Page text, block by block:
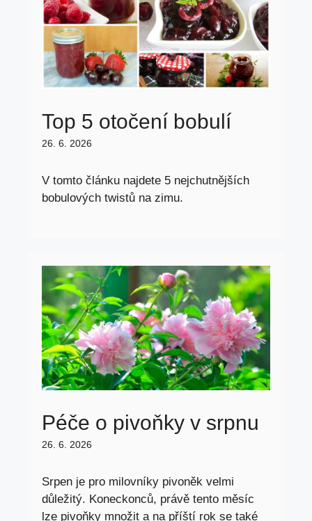
Top 5 otočení bobulí
26. 6. 2026
V tomto článku najdete 5 nejchutnějších
bobulových twistů na zimu.
Péče o pivoňky v srpnu
26. 6. 2026
Srpen je pro milovníky pivoněk velmi
důležitý. Koneckonců, právě tento měsíc
lze pivoňky množit a na příští rok se také